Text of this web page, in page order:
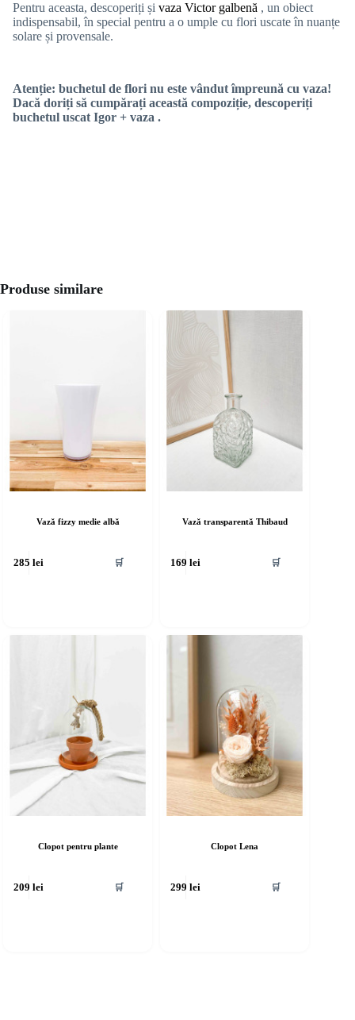
Pentru aceasta, descoperiți și vaza Victor galbenă , un obiect
indispensabil, în special pentru a o umple cu flori uscate în nuanțe
solare și provensale.
Atenție: buchetul de flori nu este vândut împreună cu vaza!
Dacă doriți să cumpărați această compoziție, descoperiți
buchetul uscat Igor + vaza .
Produse similare
Vază fizzy medie albă
285lei 🛒
Vază transparentă Thibaud
169lei 🛒
Clopot pentru plante
209lei 🛒
Clopot Lena
299lei 🛒